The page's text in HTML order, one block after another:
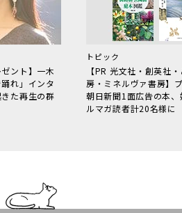
ント】一木
れ」インタ
た再生の群
トピック
【PR 光文社・創英社
房・ミネルヴァ書房】
朝日新聞1面広告の本、
ルマガ読者計20名様に